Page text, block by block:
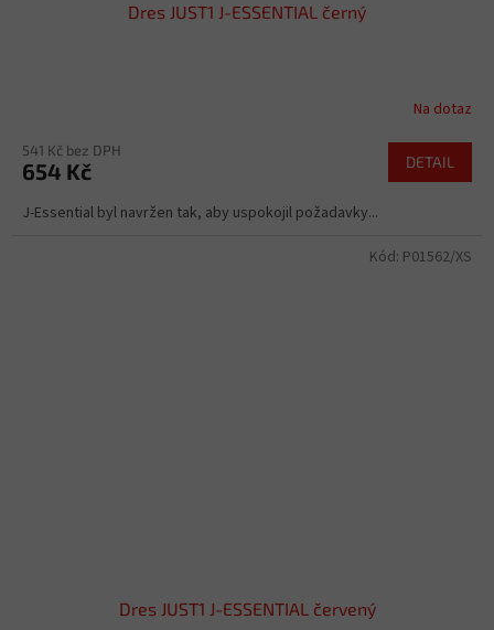
Dres JUST1 J-ESSENTIAL černý
Na dotaz
541 Kč bez DPH
654 Kč DETAIL
J-Essential byl navržen tak, aby uspokojil požadavky...
Dres JUST1 J-ESSENTIAL červený
Kód: P01562/XS